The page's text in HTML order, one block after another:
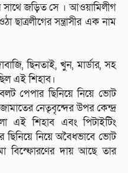
সাথে জড়িত সে । আওয়ামিলীগ
ছাত্রলীগের সন্ত্রাসীর এক নাম
ছিনতাই, খুন, মার্ডার, সহ
এই শিহাব।
পেপার ছিনিয়ে নিয়ে ভোট
নেতৃবৃন্দের উপর কেন্দ্র
এই শিহাব এবং পিটাইটিং
ছিনিয়ে নিয়ে অবৈধভাবে ভোট
বিস্ফোরণের দায় আছে তার